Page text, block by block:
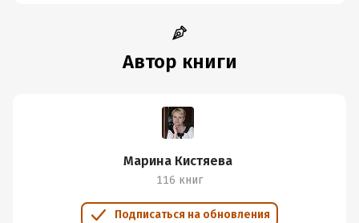
Автор книги
Марина Кистяева
116 книг
Подписаться на обновления